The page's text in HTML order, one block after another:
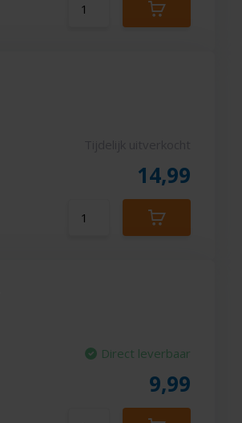
14,99
Direct leverbaar
9,99